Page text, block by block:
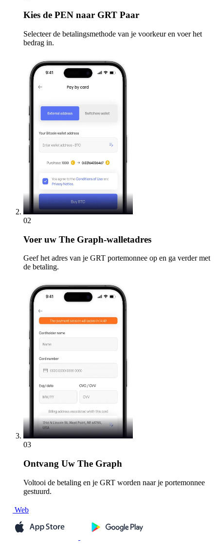
Kies de PEN naar GRT Paar
Selecteer de betalingsmethode van je voorkeur en voer het
bedrag in.
02
Voer uw The Graph-walletadres
Geef het adres van je GRT portemonnee op en ga verder met
de betaling.
03
Ontvang Uw The Graph
Voltooi de betaling en je GRT worden naar je portemonnee
gestuurd.
Web